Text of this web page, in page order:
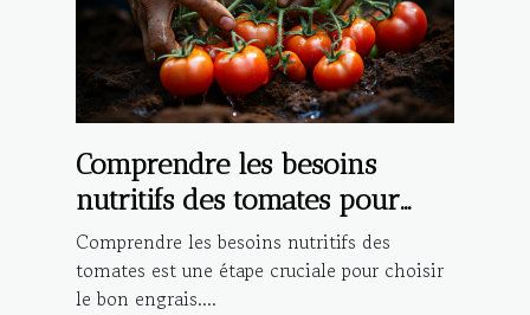
Comprendre les besoins
nutritifs des tomates pour
choisir le bon engrais
Comprendre les besoins nutritifs des
tomates est une étape cruciale pour choisir
le bon engrais....